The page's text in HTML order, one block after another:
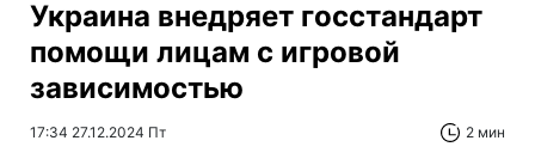
Украина внедряет госстандарт
помощи лицам с игровой
зависимостью
17:34 27.12.2024 Пт 2 мин